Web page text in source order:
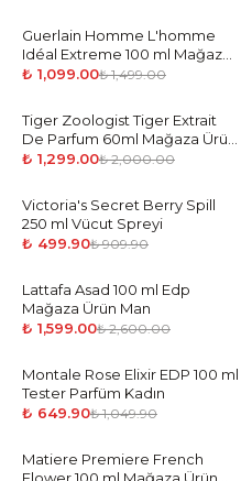
-27%
Guerlain Homme L'homme
Idéal Extreme 100 ml Mağaza
Ürün Man
₺ 1,099.00₺ 1,499.00
-35 %
Tiger Zoologist Tiger Extrait
De Parfum 60ml Mağaza Ürün
Unisex
₺ 1,299.00₺ 2,000.00
-45%
Victoria's Secret Berry Spill
250 ml Vücut Spreyi
₺ 499.90₺ 909.90
-39%
Lattafa Asad 100 ml Edp
Mağaza Ürün Man
₺ 1,599.00₺ 2,600.00
-38%
Montale Rose Elixir EDP 100 ml
Tester Parfüm Kadın
₺ 649.90₺ 1,049.90
-35%
Matiere Premiere French